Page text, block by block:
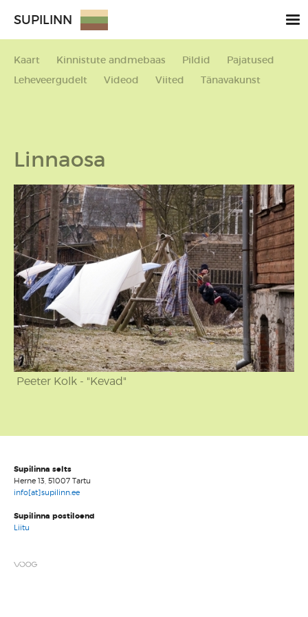
SUPILINN
Kaart Kinnistute andmebaas Pildid
Pajatused
Leheveergudelt
Videod Viited Tänavakunst
Linnaosa
Supilinna selts
Herne 13, 51007 Tartu
info[at]supilinn.ee
Supilinna postiloend
Liitu